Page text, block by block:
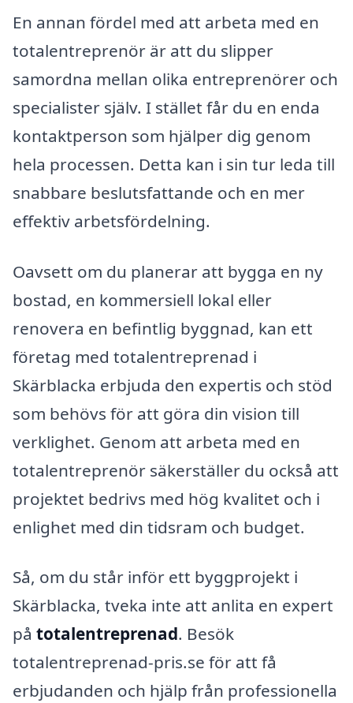
En annan fördel med att arbeta med en
totalentreprenör är att du slipper
samordna mellan olika entreprenörer och
specialister själv. I stället får du en enda
kontaktperson som hjälper dig genom
hela processen. Detta kan i sin tur leda till
snabbare beslutsfattande och en mer
effektiv arbetsfördelning.
Oavsett om du planerar att bygga en ny
bostad, en kommersiell lokal eller
renovera en befintlig byggnad, kan ett
företag med totalentreprenad i
Skärblacka erbjuda den expertis och stöd
som behövs för att göra din vision till
verklighet. Genom att arbeta med en
totalentreprenör säkerställer du också att
projektet bedrivs med hög kvalitet och i
enlighet med din tidsram och budget.
Så, om du står inför ett byggprojekt i
Skärblacka, tveka inte att anlita en expert
på totalentreprenad. Besök
totalentreprenad-pris.se för att få
erbjudanden och hjälp från professionella